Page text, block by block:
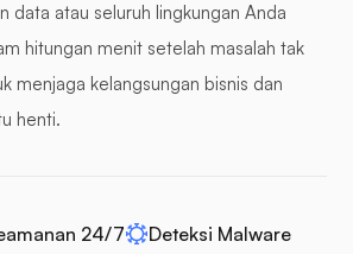
memperluas
data atau seluruh lingkungan Anda
hitungan menit setelah masalah tak
menjaga kelangsungan bisnis dan
henti.
24/7 Deteksi Malware